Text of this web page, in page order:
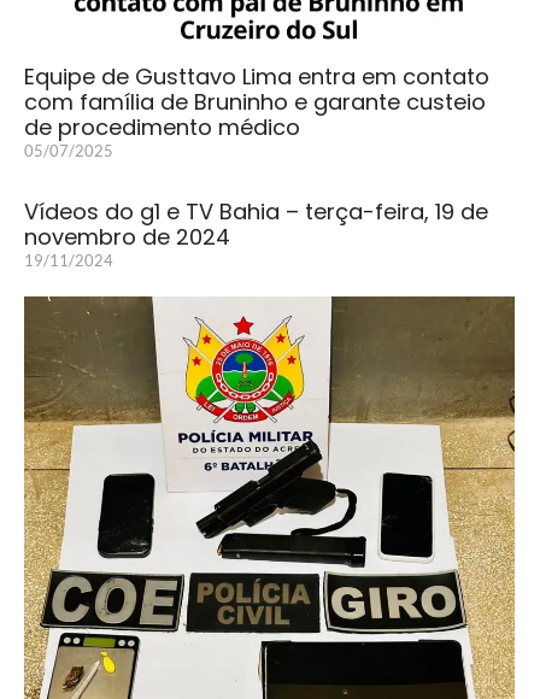
Equipe de Gusttavo Lima entra em contato
com família de Bruninho e garante custeio
de procedimento médico
05/07/2025
Vídeos do g1 e TV Bahia – terça-feira, 19 de
novembro de 2024
19/11/2024